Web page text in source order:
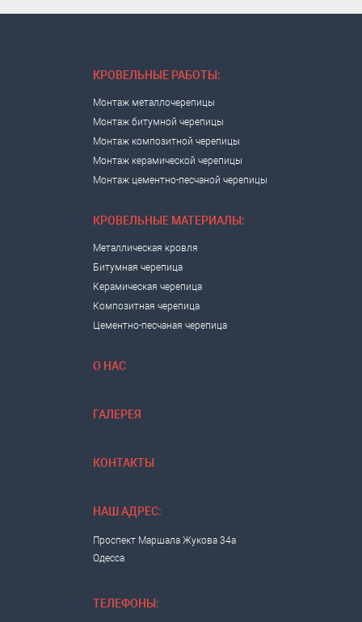
КРОВЕЛЬНЫЕ РАБОТЫ:
Монтаж металлочерепицы
Монтаж битумной черепицы
Монтаж композитной черепицы
Монтаж керамической черепицы
Монтаж цементно-песчаной черепицы
КРОВЕЛЬНЫЕ МАТЕРИАЛЫ:
Металлическая кровля
Битумная черепица
Керамическая черепица
Композитная черепица
Цементно-песчаная черепица
О НАС
ГАЛЕРЕЯ
КОНТАКТЫ
НАШ АДРЕС:
Проспект Маршала Жукова 34а
Одесса
ТЕЛЕФОНЫ: